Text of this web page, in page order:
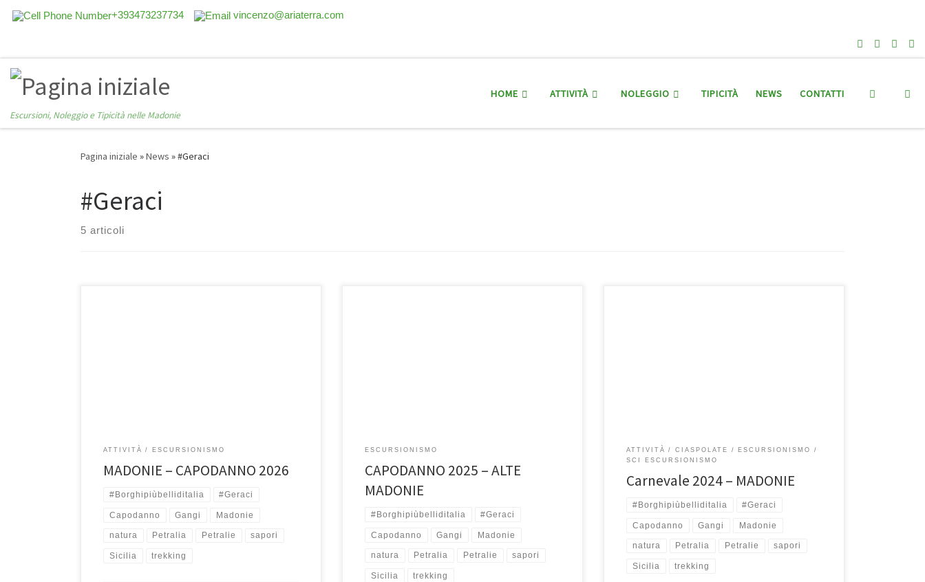
+393473237734 vincenzo@ariaterra.com
Escursioni, Noleggio e Tipicità nelle Madonie
HOME ATTIVITÀ NOLEGGIO TIPICITÀ NEWS CONTATTI Search
Pagina iniziale »News »#Geraci
#Geraci
5 articoli
ATTIVITÀ ESCURSIONISMO
MADONIE – CAPODANNO 2026
#Borghipiùbelliditalia #Geraci
Capodanno Gangi Madonie
natura Petralia Petralie sapori
Sicilia trekking
ESCURSIONISMO
CAPODANNO 2025 – ALTE
MADONIE
#Borghipiùbelliditalia #Geraci
Capodanno Gangi Madonie
natura Petralia Petralie sapori
Sicilia trekking
ATTIVITÀ CIASPOLATE
ESCURSIONISMO
SCI ESCURSIONISMO
Carnevale 2024 – MADONIE
#Borghipiùbelliditalia #Geraci
Capodanno Gangi Madonie
natura Petralia Petralie sapori
Sicilia trekking